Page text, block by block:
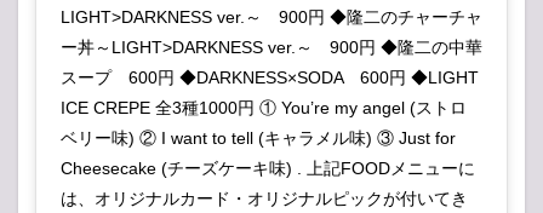
LIGHT>DARKNESS ver.～ 900円 ◆隆二のチャーチャ
ー丼～LIGHT>DARKNESS ver.～ 900円 ◆隆二の中華
スープ 600円 ◆DARKNESS×SODA 600円 ◆LIGHT
ICE CREPE 全3種1000円 ① You’re my angel (ストロ
ベリー味) ② I want to tell (キャラメル味) ③ Just for
Cheesecake (チーズケーキ味) . 上記FOODメニューに
は、オリジナルカード・オリジナルピックが付いてき